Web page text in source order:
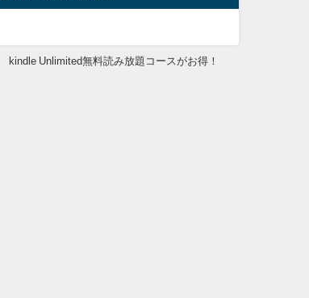
kindle Unlimited無料読み放題コースがお得！